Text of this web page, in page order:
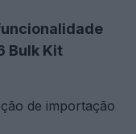
Bulk Kit
de importação